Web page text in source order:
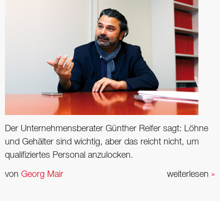
Der Unternehmensberater Günther Reifer sagt: Löhne
und Gehälter sind wichtig, aber das reicht nicht, um
qualifiziertes Personal anzulocken.
weiterlesen »
von Georg Mair